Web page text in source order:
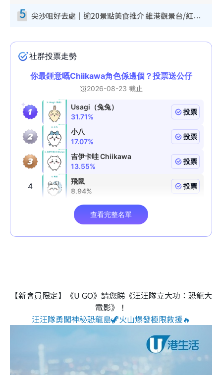
5 尖沙咀好去處｜逾20景點美食推介 維港觀景台/紅磚古蹟/九龍公園/室內遊樂場
【新會員限定】《U GO》請您睇《汪汪隊立大功：恐龍大
電影》！
汪汪隊勇闖神秘恐龍島🦖火山爆發極限救援🔥